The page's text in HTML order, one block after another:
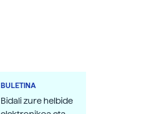
BULETINA
Bidali zure helbide